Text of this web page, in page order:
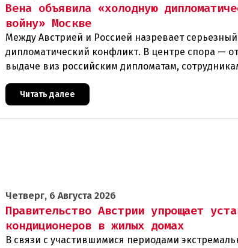
Вена объявила «холодную
войну» Москве
Между Австрией и Россией назревает серьезный
дипломатический конфликт. В центре спора —
выдаче виз российским дипломатам,
посольства и работникам международных
которые
Читать далее
Четверг, 6 Августа 2026
Правительство Австрии упрощает
кондиционеров в жилых домах
В связи с участившимися периодами